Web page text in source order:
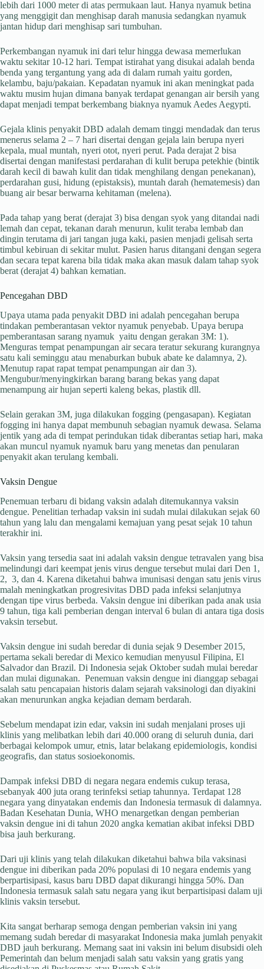
lebih dari 1000 meter di atas permukaan laut. Hanya nyamuk betina
yang menggigit dan menghisap darah manusia sedangkan nyamuk
jantan hidup dari menghisap sari tumbuhan.
Perkembangan nyamuk ini dari telur hingga dewasa memerlukan
waktu sekitar 10-12 hari. Tempat istirahat yang disukai adalah benda
benda yang tergantung yang ada di dalam rumah yaitu gorden,
kelambu, baju/pakaian. Kepadatan nyamuk ini akan meningkat pada
waktu musim hujan dimana banyak terdapat genangan air bersih yang
dapat menjadi tempat berkembang biaknya nyamuk Aedes Aegypti.
Gejala klinis penyakit DBD adalah demam tinggi mendadak dan terus
menerus selama 2 – 7 hari disertai dengan gejala lain berupa nyeri
kepala, mual muntah, nyeri otot, nyeri perut. Pada derajat 2 bisa
disertai dengan manifestasi perdarahan di kulit berupa petekhie (bintik
darah kecil di bawah kulit dan tidak menghilang dengan penekanan),
perdarahan gusi, hidung (epistaksis), muntah darah (hematemesis) dan
buang air besar berwarna kehitaman (melena).
Pada tahap yang berat (derajat 3) bisa dengan syok yang ditandai nadi
lemah dan cepat, tekanan darah menurun, kulit teraba lembab dan
dingin terutama di jari tangan juga kaki, pasien menjadi gelisah serta
timbul kebiruan di sekitar mulut. Pasien harus ditangani dengan segera
dan secara tepat karena bila tidak maka akan masuk dalam tahap syok
berat (derajat 4) bahkan kematian.
Pencegahan DBD
Upaya utama pada penyakit DBD ini adalah pencegahan berupa
tindakan pemberantasan vektor nyamuk penyebab. Upaya berupa
pemberantasan sarang nyamuk yaitu dengan gerakan 3M: 1).
Menguras tempat penampungan air secara teratur sekurang kurangnya
satu kali seminggu atau menaburkan bubuk abate ke dalamnya, 2).
Menutup rapat rapat tempat penampungan air dan 3).
Mengubur/menyingkirkan barang barang bekas yang dapat
menampung air hujan seperti kaleng bekas, plastik dll.
Selain gerakan 3M, juga dilakukan fogging (pengasapan). Kegiatan
fogging ini hanya dapat membunuh sebagian nyamuk dewasa. Selama
jentik yang ada di tempat perindukan tidak diberantas setiap hari, maka
akan muncul nyamuk nyamuk baru yang menetas dan penularan
penyakit akan terulang kembali.
Vaksin Dengue
Penemuan terbaru di bidang vaksin adalah ditemukannya vaksin
dengue. Penelitian terhadap vaksin ini sudah mulai dilakukan sejak 60
tahun yang lalu dan mengalami kemajuan yang pesat sejak 10 tahun
terakhir ini.
Vaksin yang tersedia saat ini adalah vaksin dengue tetravalen yang bisa
melindungi dari keempat jenis virus dengue tersebut mulai dari Den 1,
2, 3, dan 4. Karena diketahui bahwa imunisasi dengan satu jenis virus
malah meningkatkan progresivitas DBD pada infeksi selanjutnya
dengan tipe virus berbeda. Vaksin dengue ini diberikan pada anak usia
9 tahun, tiga kali pemberian dengan interval 6 bulan di antara tiga dosis
vaksin tersebut.
Vaksin dengue ini sudah beredar di dunia sejak 9 Desember 2015,
pertama sekali beredar di Mexico kemudian menyusul Filipina, El
Salvador dan Brazil. Di Indonesia sejak Oktober sudah mulai beredar
dan mulai digunakan. Penemuan vaksin dengue ini dianggap sebagai
salah satu pencapaian historis dalam sejarah vaksinologi dan diyakini
akan menurunkan angka kejadian demam berdarah.
Sebelum mendapat izin edar, vaksin ini sudah menjalani proses uji
klinis yang melibatkan lebih dari 40.000 orang di seluruh dunia, dari
berbagai kelompok umur, etnis, latar belakang epidemiologis, kondisi
geografis, dan status sosioekonomis.
Dampak infeksi DBD di negara negara endemis cukup terasa,
sebanyak 400 juta orang terinfeksi setiap tahunnya. Terdapat 128
negara yang dinyatakan endemis dan Indonesia termasuk di dalamnya.
Badan Kesehatan Dunia, WHO menargetkan dengan pemberian
vaksin dengue ini di tahun 2020 angka kematian akibat infeksi DBD
bisa jauh berkurang.
Dari uji klinis yang telah dilakukan diketahui bahwa bila vaksinasi
dengue ini diberikan pada 20% populasi di 10 negara endemis yang
berpartisipasi, kasus baru DBD dapat dikurangi hingga 50%. Dan
Indonesia termasuk salah satu negara yang ikut berpartisipasi dalam uji
klinis vaksin tersebut.
Kita sangat berharap semoga dengan pemberian vaksin ini yang
memang sudah beredar di masyarakat Indonesia maka jumlah penyakit
DBD jauh berkurang. Memang saat ini vaksin ini belum disubsidi oleh
Pemerintah dan belum menjadi salah satu vaksin yang gratis yang